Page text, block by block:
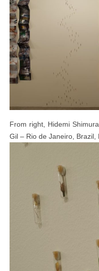
From right, Hidemi
Gil – Rio de Janeiro,